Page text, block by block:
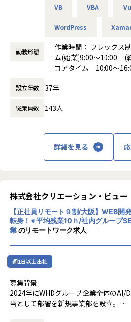
・技術面の責任者を任せてもらえる
※上記やりがいをもとに、ご自身のキ
やすことができます。
【業務の変更の範囲】
会社の定める範囲
VB VBA
WordPress
勤務形態
作業時間： フレックス
ム(始業)9:00～10:00 (
コアタイム 10:00～
働き方：
休憩時間： 60分
設立年数 37年
従業員数 143人
詳細を見る
株式会社クリエーション・ビュー
【正社員リモート９割/大阪】WEB開
転身！※平均残業10ｈ/社内グループ
業のリモートワーク求人
週1日以上出社
募集背景
2024年にWHDグループ企業全体のAI/
当として部署を新規事業部を設立。